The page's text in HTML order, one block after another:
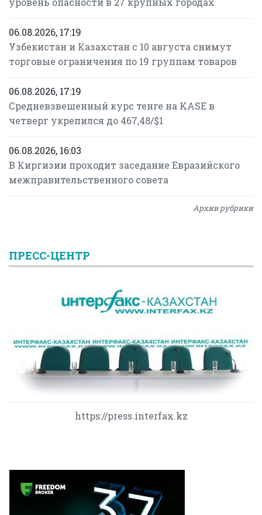
06.08.2026, 17:19
Узбекистан и Казахстан с 10 августа снимут
торговые ограничения по 19 группам товаров
06.08.2026, 17:19
Средневзвешенный курс тенге на KASE в
четверг укрепился до 467,48/$1
06.08.2026, 16:03
В Киргизии проходит заседание Евразийского
межправительственного совета
Архив рубрики
ПРЕСС-ЦЕНТР
https://press.interfax.kz